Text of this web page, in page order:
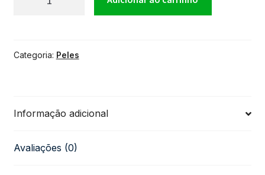
Uno
Polegadas
Categoria: Peles
Informação adicional
Avaliações (0)